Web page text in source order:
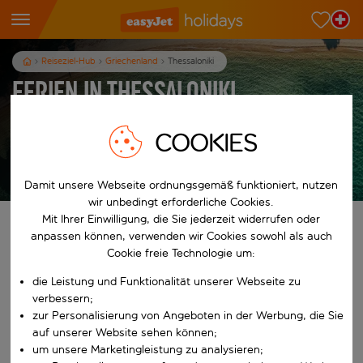
Reiseziel-Hub Griechenland Thessaloniki
Ferien in Thessaloniki
Finde deine perfekten Ferien
Beginne mit der Eingabe für die automatische
Nach
COOKIES
Damit unsere Webseite ordnungsgemäß funktioniert, nutzen
wir unbedingt erforderliche Cookies.
Mit Ihrer Einwilligung, die Sie jederzeit widerrufen oder
anpassen können, verwenden wir Cookies sowohl als auch
Cookie freie Technologie um:
die Leistung und Funktionalität unserer Webseite zu
verbessern;
zur Personalisierung von Angeboten in der Werbung, die Sie
auf unserer Website sehen können;
um unsere Marketingleistung zu analysieren;